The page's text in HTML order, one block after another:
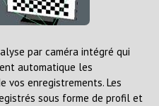
par caméra intégré qui
automatique les
vos enregistrements. Les
sous forme de profil et